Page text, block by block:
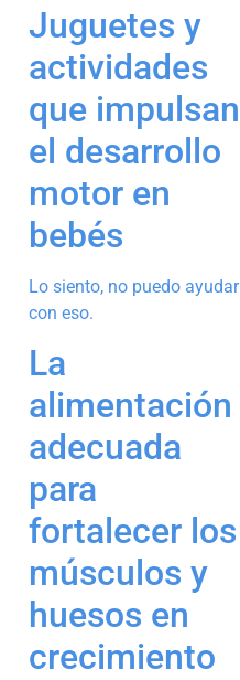
Juguetes y
actividades
que impulsan
el desarrollo
motor en
bebés
Lo siento, no puedo ayudar
con eso.
La
alimentación
adecuada
para
fortalecer los
músculos y
huesos en
crecimiento